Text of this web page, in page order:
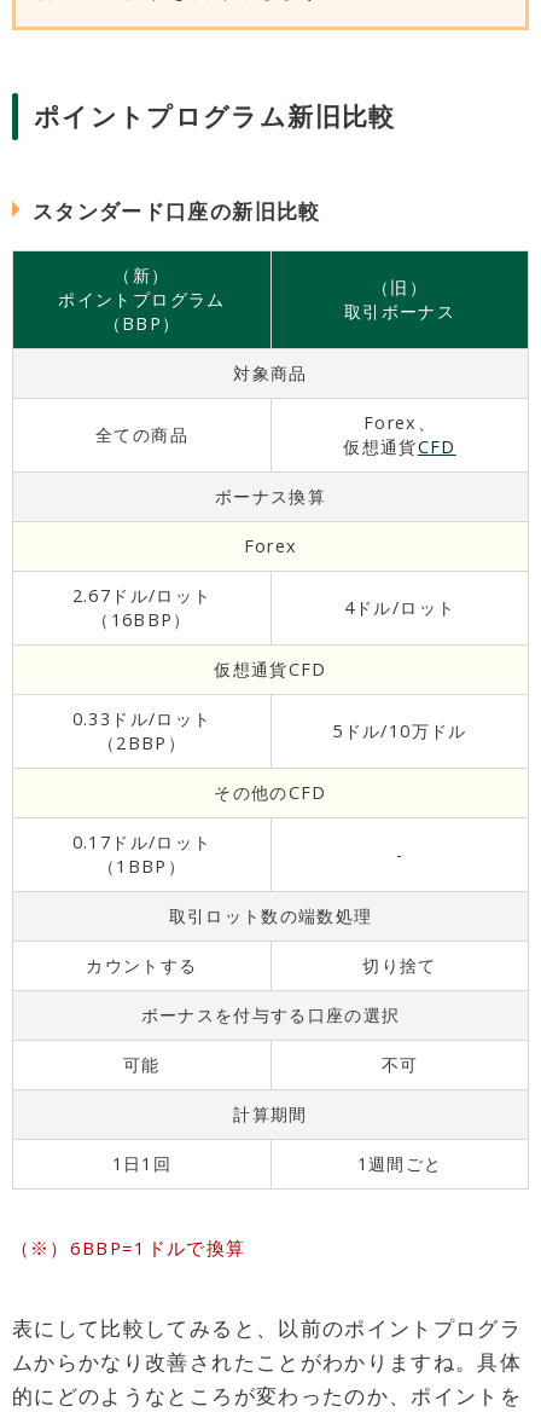
ポイントプログラム新旧比較
スタンダード口座の新旧比較
（新）
ポイントプログラム
（BBP）
（旧）
取引ボーナス
対象商品
全ての商品
Forex、
仮想通貨CFD
ボーナス換算
Forex
2.67ドル/ロット
（16BBP）
4ドル/ロット
仮想通貨CFD
0.33ドル/ロット
（2BBP）
5ドル/10万ドル
その他のCFD
0.17ドル/ロット
（1BBP）
-
取引ロット数の端数処理
カウントする 切り捨て
ボーナスを付与する口座の選択
可能 不可
計算期間
1日1回 1週間ごと
6BBP=1ドルで換算
表にして比較してみると、以前のポイントプログラ
ムからかなり改善されたことがわかりますね。具体
的にどのようなところが変わったのか、ポイントを